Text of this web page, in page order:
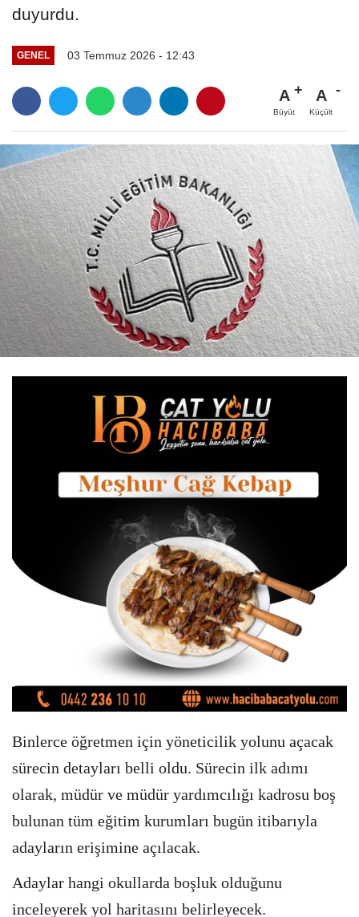
duyurdu.
GENEL 03 Temmuz 2026 - 12:43
A
Büyüt
A
Küçült
Binlerce öğretmen için yöneticilik yolunu açacak
sürecin detayları belli oldu. Sürecin ilk adımı
olarak, müdür ve müdür yardımcılığı kadrosu boş
bulunan tüm eğitim kurumları bugün itibarıyla
adayların erişimine açılacak.
Adaylar hangi okullarda boşluk olduğunu
inceleyerek yol haritasını belirleyecek.